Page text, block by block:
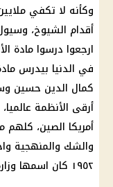
وكأنه لا تكفي
أقدام الشيوخ،
ارجعوا درسوا مادة
في الدنيا بيدرس
كمال الدين حسين
أرقى الأنظمة
أمريكا الصين، كلهم
والشك والمنهجية
١٩٥٢ كان اسمها وزارة المعارف العمومية".